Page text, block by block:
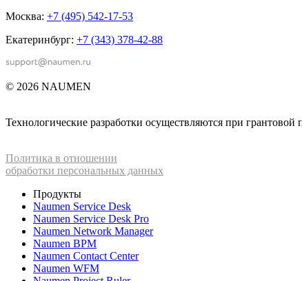
Москва: +7 (495) 542-17-53
Екатеринбург: +7 (343) 378-42-88
© 2026 NAUMEN
Технологические разработки осуществляются при
Политика в отношении
обработки персональных данных
Продукты
Naumen Service Desk
Naumen Service Desk Pro
Naumen Network Manager
Naumen BPM
Naumen Contact Center
Naumen WFM